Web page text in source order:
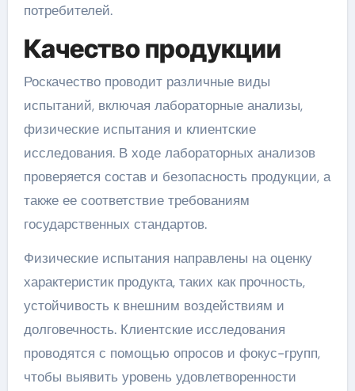
потребителей.
Качество продукции
Роскачество проводит различные виды
испытаний, включая лабораторные анализы,
физические испытания и клиентские
исследования. В ходе лабораторных анализов
проверяется состав и безопасность продукции, а
также ее соответствие требованиям
государственных стандартов.
Физические испытания направлены на оценку
характеристик продукта, таких как прочность,
устойчивость к внешним воздействиям и
долговечность. Клиентские исследования
проводятся с помощью опросов и фокус-групп,
чтобы выявить уровень удовлетворенности